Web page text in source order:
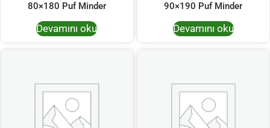
80×180 Puf Minder
Devamını oku
90×190 Puf Minder
Devamını oku